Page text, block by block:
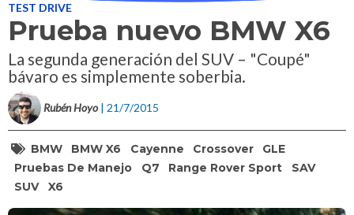
TEST DRIVE
Prueba nuevo BMW X6
La segunda generación del SUV – "Coupé"
bávaro es simplemente soberbia.
Rubén Hoyo | 21/7/2015
BMW BMW X6 Cayenne Crossover
GLE
Pruebas De Manejo
Q7 Range Rover Sport
SAV
SUV
X6